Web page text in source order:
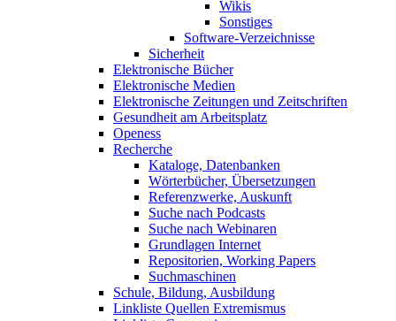
Wikis
Sonstiges
Software-Verzeichnisse
Sicherheit
Elektronische Bücher
Elektronische Medien
Elektronische Zeitungen und Zeitschriften
Gesundheit am Arbeitsplatz
Openess
Recherche
Kataloge, Datenbanken
Wörterbücher, Übersetzungen
Referenzwerke, Auskunft
Suche nach Podcasts
Suche nach Webinaren
Grundlagen Internet
Repositorien, Working Papers
Suchmaschinen
Schule, Bildung, Ausbildung
Linkliste Quellen Extremismus